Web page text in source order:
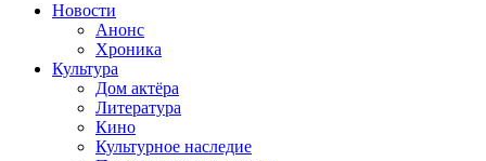
Новости
Анонс
Хроника
Культура
Дом актёра
Литература
Кино
Культурное наследие